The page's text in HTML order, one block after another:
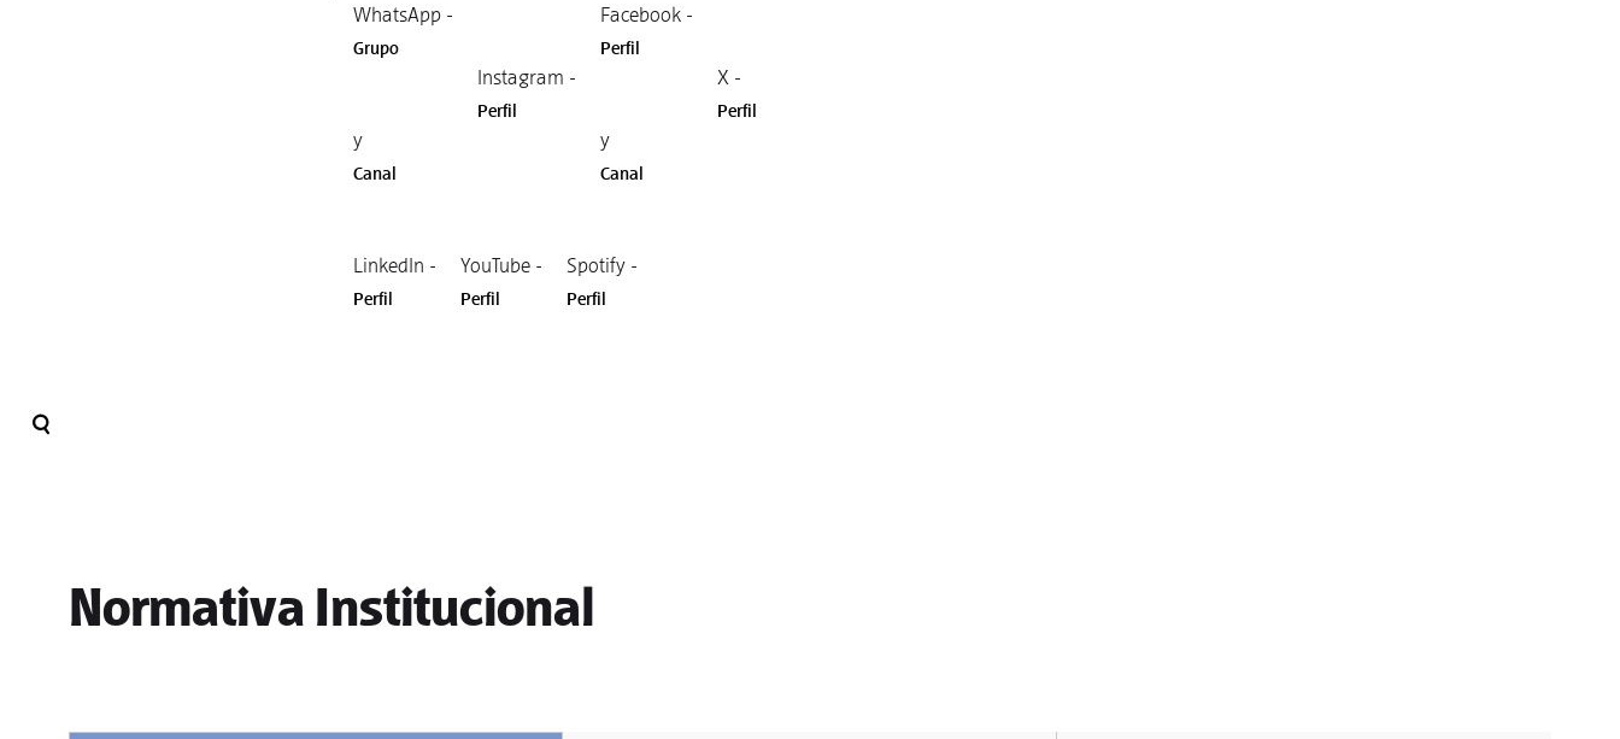
WhatsApp -
Grupo
y
Canal
Instagram -
Perfil
Facebook -
Perfil
y
Canal
X -
Perfil
LinkedIn -
Perfil
YouTube -
Perfil
Spotify -
Perfil
Normativa Institucional